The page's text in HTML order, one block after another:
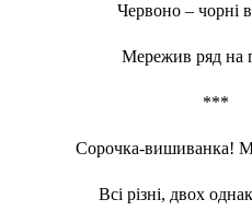
Червоно – чорні
Мережив ряд на
***
Сорочка-вишиванка!
Всі різні, двох